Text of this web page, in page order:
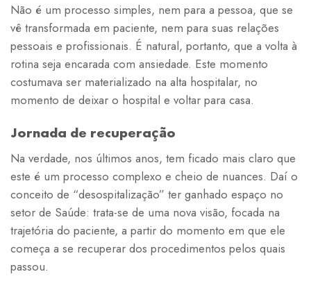
Não é um processo simples, nem para a pessoa, que se
vê transformada em paciente, nem para suas relações
pessoais e profissionais. É natural, portanto, que a volta à
rotina seja encarada com ansiedade. Este momento
costumava ser materializado na alta hospitalar, no
momento de deixar o hospital e voltar para casa.
Jornada de recuperação
Na verdade, nos últimos anos, tem ficado mais claro que
este é um processo complexo e cheio de nuances. Daí o
conceito de “desospitalização” ter ganhado espaço no
setor de Saúde: trata-se de uma nova visão, focada na
trajetória do paciente, a partir do momento em que ele
começa a se recuperar dos procedimentos pelos quais
passou.